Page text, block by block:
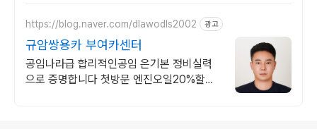
https://blog.naver.com/dlawodls2002 광고
규암쌍용카 부여카센터
공임나라급 합리적인공임 은기본 정비실력
으로 증명합니다 첫방문 엔진오일20%할인